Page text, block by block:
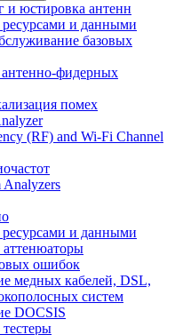
и юстировка антенн
и данными
базовых
фидерных
помех
(RF) and Wi-Fi Channel
Analyzers
и данными
ошибок
медных кабелей, DSL,
систем
DOCSIS